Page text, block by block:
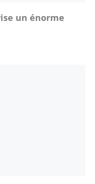
un énorme